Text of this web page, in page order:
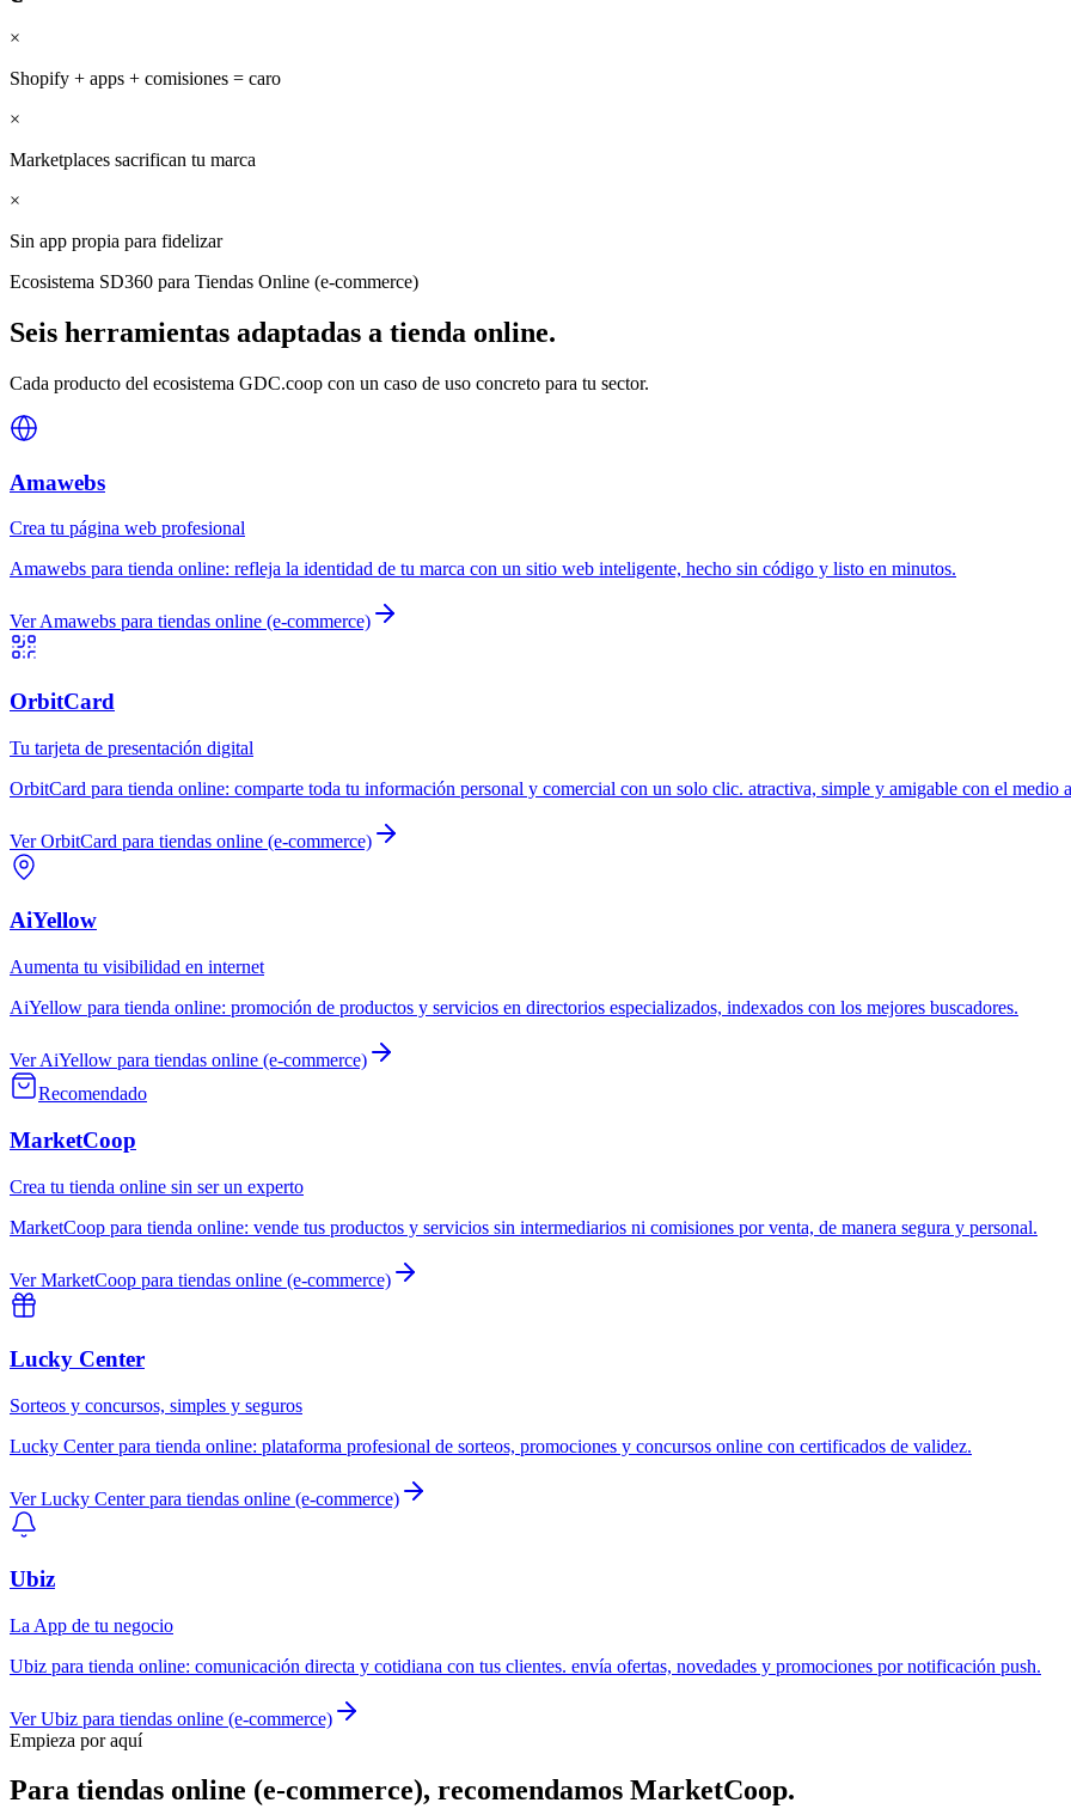
×
Shopify + apps + comisiones = caro
×
Marketplaces sacrifican tu marca
×
Sin app propia para fidelizar
Ecosistema SD360 para Tiendas Online (e-commerce)
Seis herramientas adaptadas a tienda online.
Cada producto del ecosistema GDC.coop con un caso de uso concreto para tu sector.
Amawebs
Crea tu página web profesional
Amawebs para tienda online: refleja la identidad de tu marca con un sitio web inteligente, hecho sin código y listo en minutos.
VerAmawebs para tiendas online (e-commerce)
OrbitCard
Tu tarjeta de presentación digital
OrbitCard para tienda online: comparte toda tu información personal y comercial con un solo clic. atractiva, simple y amigable con el medio
VerOrbitCard para tiendas online (e-commerce)
AiYellow
Aumenta tu visibilidad en internet
AiYellow para tienda online: promoción de productos y servicios en directorios especializados, indexados con los mejores buscadores.
VerAiYellow para tiendas online (e-commerce)
Recomendado
MarketCoop
Crea tu tienda online sin ser un experto
MarketCoop para tienda online: vende tus productos y servicios sin intermediarios ni comisiones por venta, de manera segura y personal.
VerMarketCoop para tiendas online (e-commerce)
Lucky Center
Sorteos y concursos, simples y seguros
Lucky Centerpara tienda online: plataforma profesional de sorteos, promociones y concursos online con certificados de validez.
VerLucky Centerpara tiendas online (e-commerce)
Ubiz
La App de tu negocio
Ubiz para tienda online: comunicación directa y cotidiana con tus clientes. envía ofertas, novedades y promociones por notificación push.
VerUbiz para tiendas online (e-commerce)
Empieza por aquí
Para tiendas online (e-commerce), recomendamos MarketCoop.